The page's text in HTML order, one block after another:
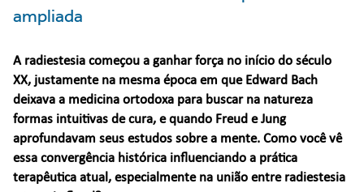
ampliada
A radiestesia começou a ganhar força no início do século
XX, justamente na mesma época em que Edward Bach
deixava a medicina ortodoxa para buscar na natureza
formas intuitivas de cura, e quando Freud e Jung
aprofundavam seus estudos sobre a mente. Como você vê
essa convergência histórica influenciando a prática
terapêutica atual, especialmente na união entre radiestesia